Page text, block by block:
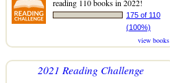
reading 110 books in 2022!
175 of 110
(100%)
view books
2021 Reading Challenge